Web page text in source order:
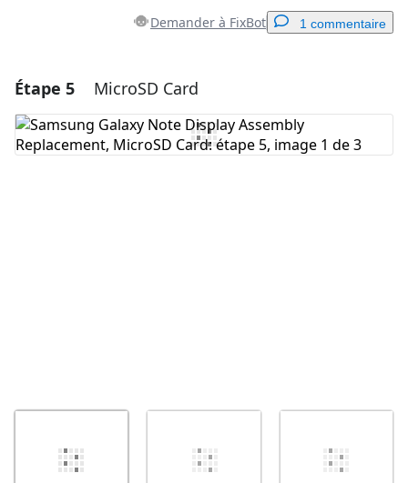
Demander à FixBot 1 commentaire
Ajouter un commentaire
Ajouter un commentaire
Étape 5 MicroSD Card